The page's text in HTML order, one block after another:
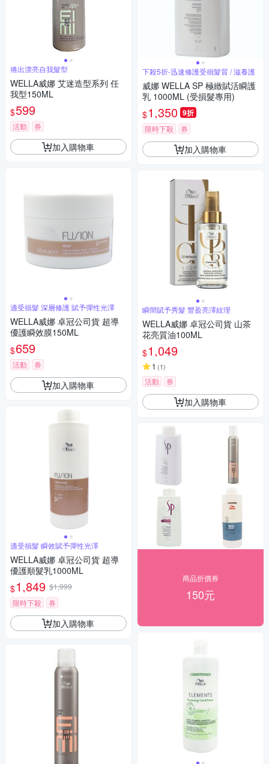
捲出漂亮自我髮型
WELLA威娜 艾迷造型系列 任
我型150ML
$599
活動 券
加入購物車
適受損髮 深層修護 賦予彈性光澤
WELLA威娜 卓冠公司貨 超導
優護瞬效膜150ML
$659
活動 券
加入購物車
適受損髮 瞬效賦予彈性光澤
WELLA威娜 卓冠公司貨 超導
優護順髮乳1000ML
$1,849 $1,999
限時下殺
券
加入購物車
下殺5折-迅速修護受損髮質 / 滋養護
威娜 WELLA SP 極緻賦活瞬護
乳 1000ML (受損髮專用)
$1,350 9折
限時下殺 券
加入購物車
瞬間賦予秀髮 豐盈亮澤紋理
WELLA威娜 卓冠公司貨 山茶
花亮質油100ML
$1,049
1 (1)
活動 券
加入購物車
商品折價券
150元